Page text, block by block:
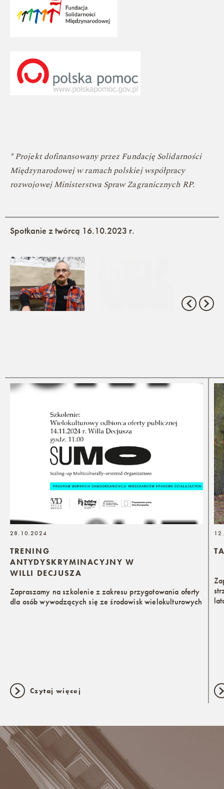
* Projekt dofinansowany przez Fundację Solidarności
Międzynarodowej w ramach polskiej współpracy
rozwojowej Ministerstwa Spraw Zagranicznych RP.
Spotkanie z twórcą 16.10.2023 r.
TRENING
ANTYDYSKRYMINACYJNY W
WILLI DECJUSZA
28.10.2024
Zapraszamy na szkolenie z zakresu przygotowania oferty
dla osób wywodzących się ze środowisk wielokulturowych
Czytaj więcej